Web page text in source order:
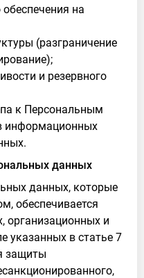
на
(разграничение
и резервного
к Персональным
информационных
данных
данных, которые
обеспечивается
организационных и
указанных в статье 7
защиты